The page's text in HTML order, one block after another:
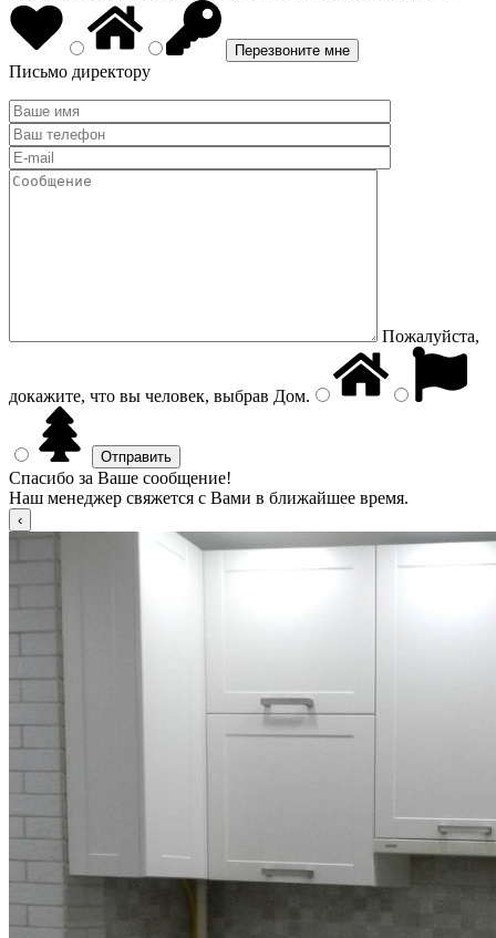
Письмо директору
Пожалуйста,
докажите, что вы человек, выбрав Дом.
Спасибо за Ваше сообщение!
Наш менеджер свяжется с Вами в ближайшее время.